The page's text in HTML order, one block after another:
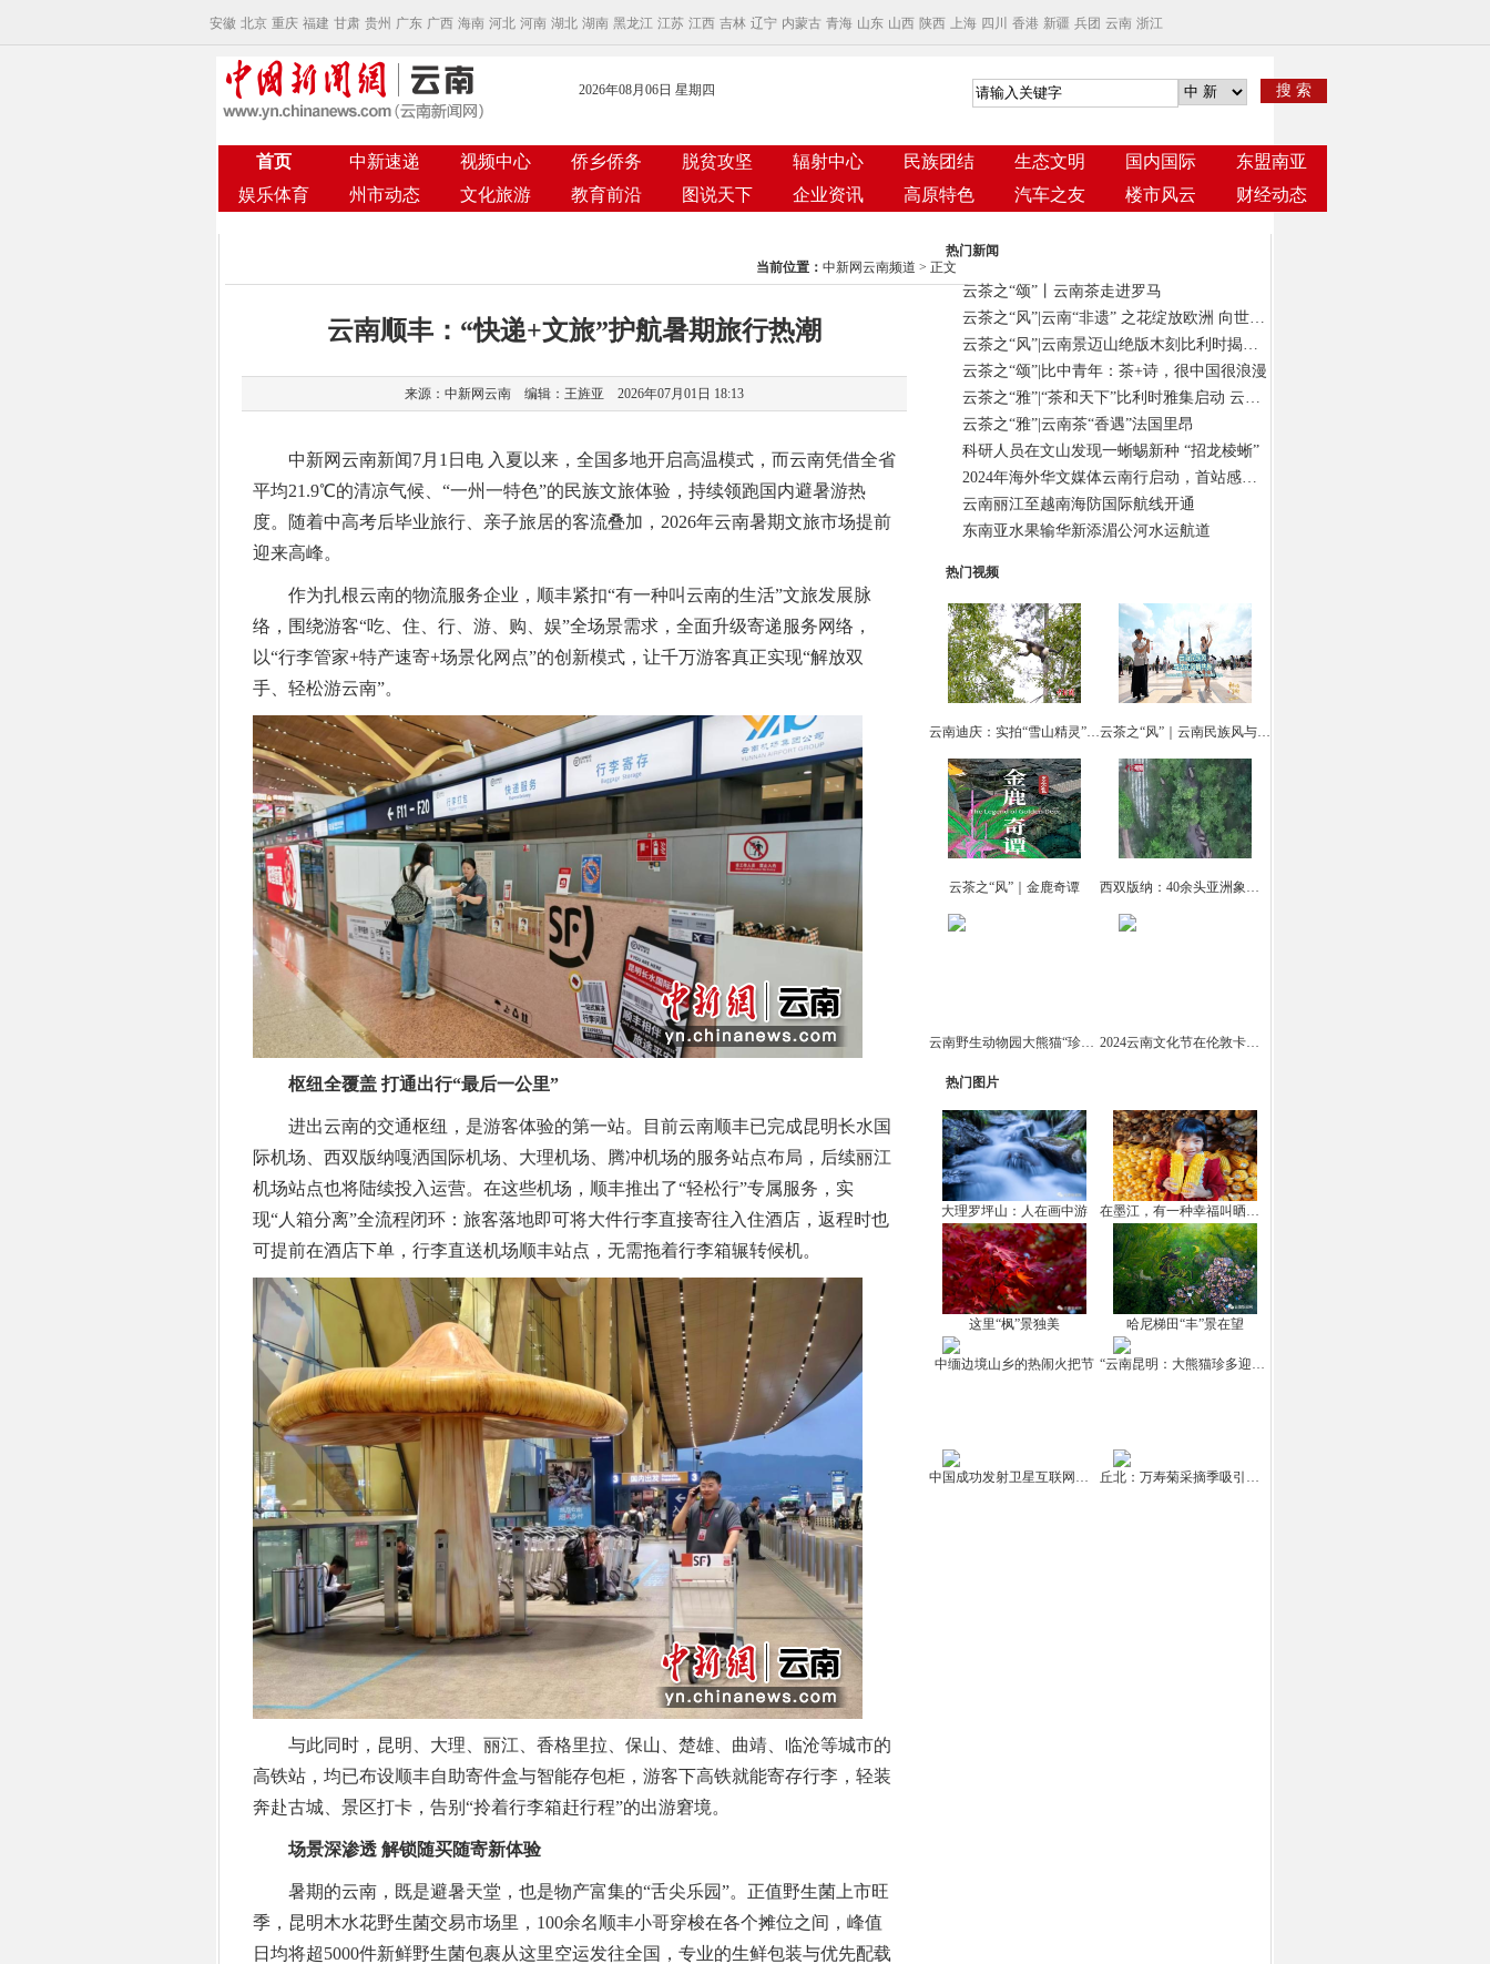
安徽 北京 重庆 福建 甘肃 贵州 广东 广西 海南 河北 河南 湖北 湖南 黑龙江 江苏 江西 吉林 辽宁 内蒙古 青海 山东 山西 陕西 上海 四川 香港 新疆 兵团 云南 浙江
2026年08月06日 星期四 搜 索
首页 中新速递 视频中心 侨乡侨务 脱贫攻坚 辐射中心 民族团结 生态文明 国内国际
东盟南亚
娱乐体育
州市动态 文化旅游 教育前沿 图说天下 企业资讯 高原特色 汽车之友 楼市风云 财经动态
当前位置： 中新网云南频道 > 正文
云南顺丰：“快递+文旅”护航暑期旅行热潮
来源：中新网云南 编辑：王旌亚 2026年07月01日 18:13
中新网云南新闻7月1日电 入夏以来，全国多地开启高温模式，而云南凭借全省
平均21.9℃的清凉气候、“一州一特色”的民族文旅体验，持续领跑国内避暑游热
度。随着中高考后毕业旅行、亲子旅居的客流叠加，2026年云南暑期文旅市场提前
迎来高峰。
作为扎根云南的物流服务企业，顺丰紧扣“有一种叫云南的生活”文旅发展脉
络，围绕游客“吃、住、行、游、购、娱”全场景需求，全面升级寄递服务网络，
以“行李管家+特产速寄+场景化网点”的创新模式，让千万游客真正实现“解放双
手、轻松游云南”。
枢纽全覆盖 打通出行“最后一公里”
进出云南的交通枢纽，是游客体验的第一站。目前云南顺丰已完成昆明长水国
际机场、西双版纳嘎洒国际机场、大理机场、腾冲机场的服务站点布局，后续丽江
机场站点也将陆续投入运营。在这些机场，顺丰推出了“轻松行”专属服务，实
现“人箱分离”全流程闭环：旅客落地即可将大件行李直接寄往入住酒店，返程时也
可提前在酒店下单，行李直送机场顺丰站点，无需拖着行李箱辗转候机。
与此同时，昆明、大理、丽江、香格里拉、保山、楚雄、曲靖、临沧等城市的
高铁站，均已布设顺丰自助寄件盒与智能存包柜，游客下高铁就能寄存行李，轻装
奔赴古城、景区打卡，告别“拎着行李箱赶行程”的出游窘境。
场景深渗透 解锁随买随寄新体验
暑期的云南，既是避暑天堂，也是物产富集的“舌尖乐园”。正值野生菌上市旺
季，昆明木水花野生菌交易市场里，100余名顺丰小哥穿梭在各个摊位之间，峰值
日均将超5000件新鲜野生菌包裹从这里空运发往全国，专业的生鲜包装与优先配载
热门新闻
云茶之“颂”丨云南茶走进罗马
云茶之“风”|云南“非遗” 之花绽放欧洲 向世界发出“景迈之约”
云茶之“风”|云南景迈山绝版木刻比利时揭幕 以“有形”版画绘“无象”茶意
云茶之“颂”|比中青年：茶+诗，很中国很浪漫
云茶之“雅”|“茶和天下”比利时雅集启动 云南茶在“欧洲心脏”演绎风雅颂
云茶之“雅”|云南茶“香遇”法国里昂
科研人员在文山发现一蜥蜴新种 “招龙棱蜥”
2024年海外华文媒体云南行启动，首站感受春城独特气质
云南丽江至越南海防国际航线开通
东南亚水果输华新添湄公河水运航道
热门视频
云南迪庆：实拍“雪山精灵” 滇金丝猴觅食 云茶之“风”｜云南民族风与法式风情共舞
云茶之“风”｜金鹿奇谭 西双版纳：40余头亚洲象集体“出游戏水”
云南野生动物园大熊猫“珍多”迎来十岁生日 2024云南文化节在伦敦卡姆登市场举办
热门图片
大理罗坪山：人在画中游 在墨江，有一种幸福叫晒秋！
这里“枫”景独美 哈尼梯田“丰”景在望
中缅边境山乡的热闹火把节 “云南昆明：大熊猫珍多迎来10岁生日
中国成功发射卫星互联网高轨卫星 丘北：万寿菊采摘季吸引游客打卡